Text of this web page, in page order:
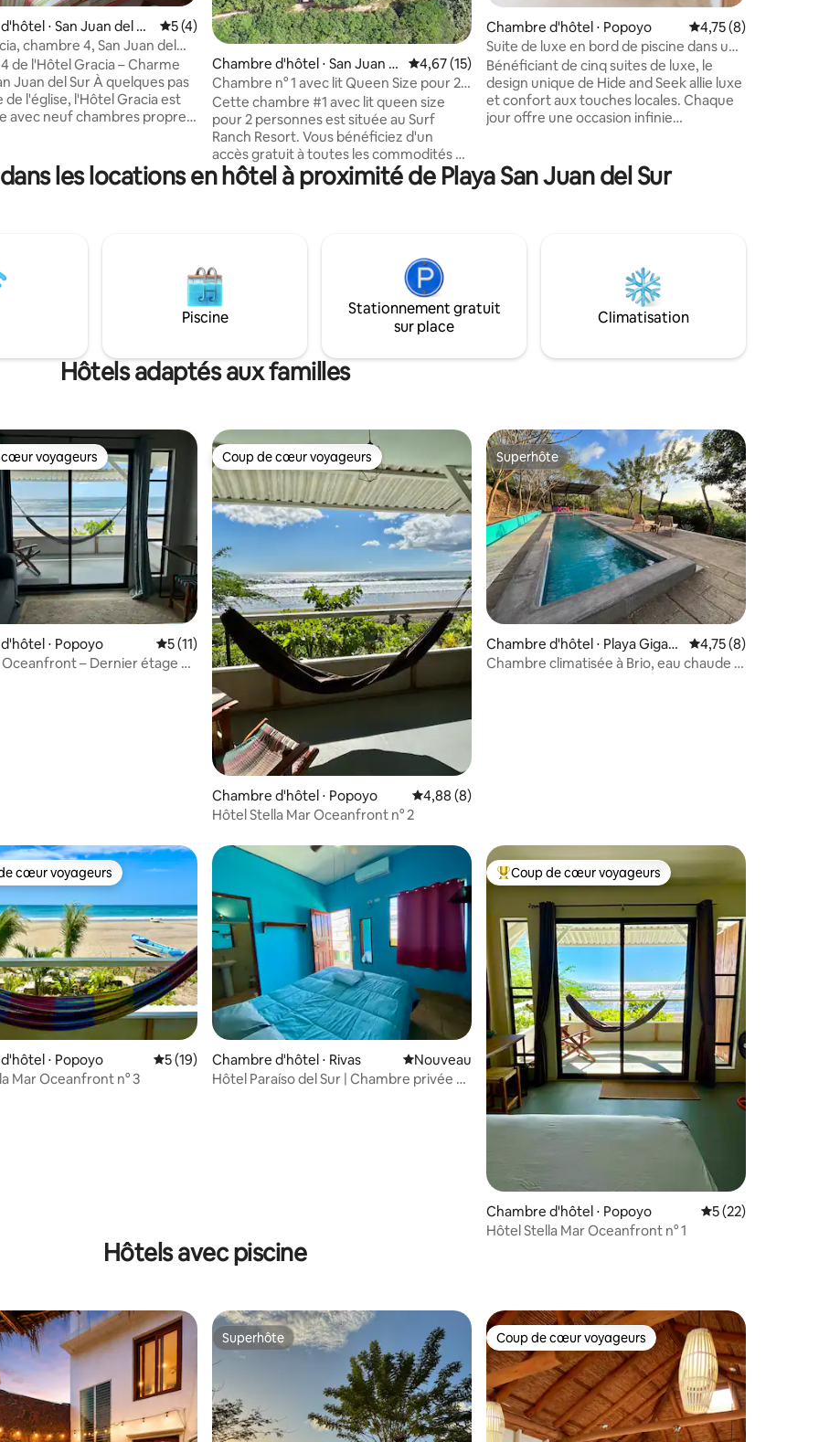
la base de 36 commentaires : 4,86 sur 5
⋅ San Juan del Su
Évaluation moyenne sur la base de 4 commentaires : 5 sur 5
5 (4)
chambre 4, San Juan del
de l'Hôtel Gracia – Charme
del Sur À quelques pas
de l'église, l'Hôtel Gracia est
avec neuf chambres propres,
profitez de la vue sur le
soleil sur le Pacifique et
aérés offrent une retraite
et sûre près de la baie et de
Détendez-vous, explorez
dans ce joyau côtier
Chambre d'hôtel ⋅ San Juan d
el Sur
Évaluation moyenne sur la base de 15 commentaires : 4,67 sur 5
4,67 (15)
Chambre n° 1 avec lit Queen Size pour 2
personnes au Surf Ranch
Cette chambre #1 avec lit queen size
pour 2 personnes est située au Surf
Ranch Resort. Vous bénéficiez d'un
accès gratuit à toutes les commodités du
Surf Ranch Resort. Le petit-déjeuner, le
déjeuner et le dîner sont payants. Vous
d'une salle de bains privée avec douche,
d'un lit 160, de serviettes, de shampoing,
de savon, d'un bureau/chaise, d'une
table de chevet, d'un ventilateur de
plafond et d'une connexion Wi-Fi
Chambre d'hôtel ⋅ Popoyo Évaluation
4,75 (8)
Suite de luxe en bord de piscine dans un
complexe hôtelier
Bénéficiant de cinq suites de luxe, le
design unique de Hide and Seek allie luxe
et confort aux touches locales. Chaque
jour offre une occasion infinie
hôtelier comprenant une piscine de 14
m, un spa avec sauna et bain de glace et
supplémentaires, Hide and Seek est fier
d'offrir une expérience personnalisée.
les locations en hôtel à proximité de Playa San Juan del Sur
Piscine
Stationnement gratuit
sur place
Climatisation
Hôtels adaptés aux familles
la base de 6 commentaires : 4,67 sur 5
cœur voyageurs
voyageurs
⋅ Popoyo Évaluation moyenne sur la base de 11 commentaires : 5 sur 5
5 (11)
Oceanfront – Dernier étage –
Coup de cœur voyageurs
Coup de cœur voyageurs
Chambre d'hôtel ⋅ Popoyo Évaluation moyenne sur la base de 8 commentaires : 4,88 sur 5
4,88 (8)
Hôtel Stella Mar Oceanfront n° 2
Superhôte
Superhôte
Chambre d'hôtel ⋅ Playa Gigant
e
Évaluation
4,75 (8)
Chambre climatisée à Brio, eau chaude -
la base de 6 commentaires : 4,5 sur 5
cœur voyageurs les plus appréciés
cœur voyageurs
⋅ Popoyo Évaluation moyenne sur la base de 19 commentaires : 5 sur 5
5 (19)
Mar Oceanfront n° 3
Chambre d'hôtel ⋅ Rivas Nouvel hébergement
Nouveau
Hôtel Paraíso del Sur | Chambre privée et
Coups de cœur voyageurs les plus appréciés
Coup de cœur voyageurs
Chambre d'hôtel ⋅ Popoyo Évaluation
5 (22)
Hôtel Stella Mar Oceanfront n° 1
Hôtels avec piscine
Superhôte
Superhôte Coup de cœur voyageurs
Coup de cœur voyageurs